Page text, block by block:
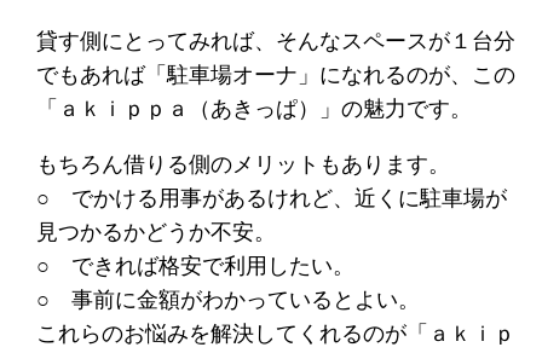
貸す側にとってみれば、そんなスペースが１台分
でもあれば「駐車場オーナ」になれるのが、この
「ａｋｉｐｐａ（あきっぱ）」の魅力です。
もちろん借りる側のメリットもあります。
○ でかける用事があるけれど、近くに駐車場が
見つかるかどうか不安。
○ できれば格安で利用したい。
○ 事前に金額がわかっているとよい。
これらのお悩みを解決してくれるのが「ａｋｉｐ